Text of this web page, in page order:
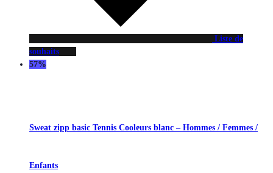
Liste de
souhaits
57%
Sweat zipp basic Tennis Cooleurs blanc – Hommes / Femmes /
Enfants